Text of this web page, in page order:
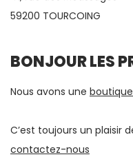
59200 TOURCOING
BONJOUR LES
Nous avons une
C’est toujours un plaisir
contactez-nous